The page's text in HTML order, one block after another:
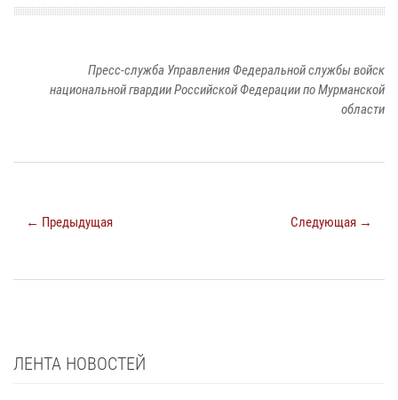
Пресс-служба Управления Федеральной службы войск
национальной гвардии Российской Федерации по Мурманской
области
← Предыдущая Следующая →
ЛЕНТА НОВОСТЕЙ